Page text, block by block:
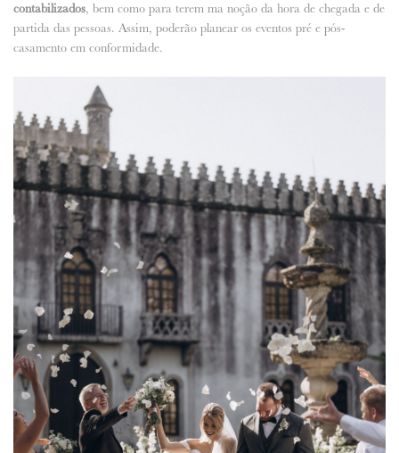
contabilizados, bem como para terem ma noção da hora de chegada e de
partida das pessoas. Assim, poderão planear os eventos pré e pós-
casamento em conformidade.